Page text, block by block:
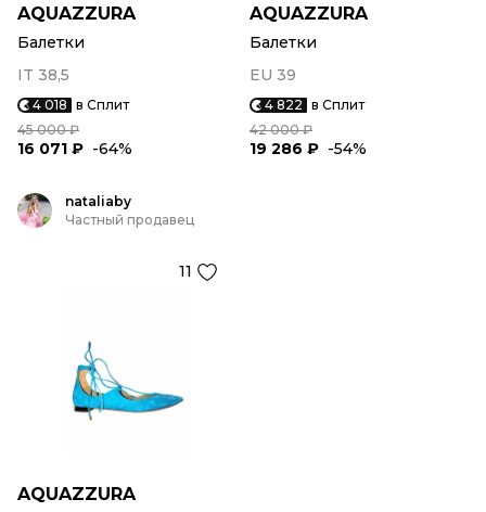
AQUAZZURA
Балетки
IT 38,5
4 018 в Сплит
45 000 ₽
16 071 ₽ -64%
AQUAZZURA
Балетки
EU 39
4 822 в Сплит
42 000 ₽
19 286 ₽ -54%
nataliaby
Частный продавец
11
AQUAZZURA